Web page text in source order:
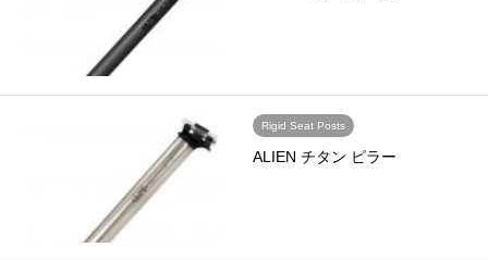
Rigid Seat Posts
ALIEN チタン ピラー